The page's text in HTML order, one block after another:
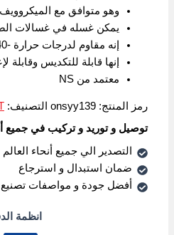
وهو متوافق مع
يمكن غسله في غسالات
إنه مقاوم لدرجات حرارة -40/+70 درجة.
إنها قابلة للتكديس وقابلة
معتمد من NS
رمز المنتج:onsyy139 التصنيف:
توصيل و توريد و تركيب في جميع
التصدير الي جميع أنحاء العالم
ضمان استبدال و استرجاع
أفضل جودة و مواصفات تصنيع
انظمة